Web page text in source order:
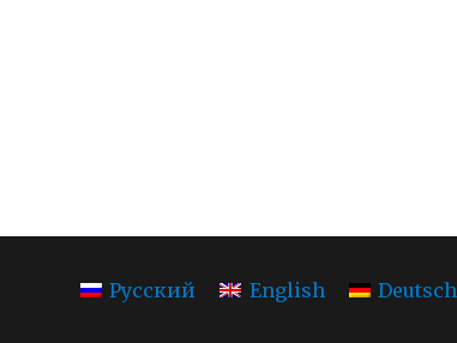
Русский English Deutsch